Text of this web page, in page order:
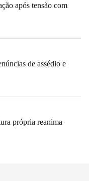
após tensão com
de assédio e
própria reanima